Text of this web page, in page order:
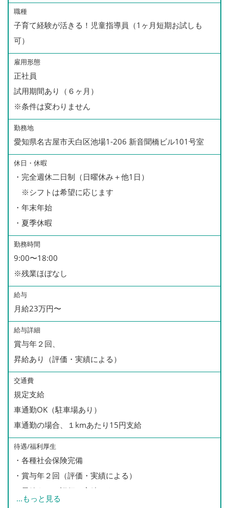
職種
子育て経験が活きる！児童指導員（1ヶ月短期お試しも
可）
雇用形態
正社員
試用期間あり（６ヶ月）
※条件は変わりません
勤務地
愛知県名古屋市天白区池場1-206 新音聞橋ビル101号室
休日・休暇
・完全週休二日制（日曜休み＋他1日）
※シフトは希望に応じます
・年末年始
・夏季休暇
勤務時間
9:00〜18:00
※残業ほぼなし
給与
月給23万円〜
給与詳細
賞与年２回、
昇給あり（評価・実績による）
交通費
規定支給
車通勤OK（駐車場あり）
車通勤の場合、１kmあたり15円支給
待遇/福利厚生
・各種社会保険完備
・賞与年２回（評価・実績による）
・昇給あり（評価・実績による）
・交通費支給
...もっと見る